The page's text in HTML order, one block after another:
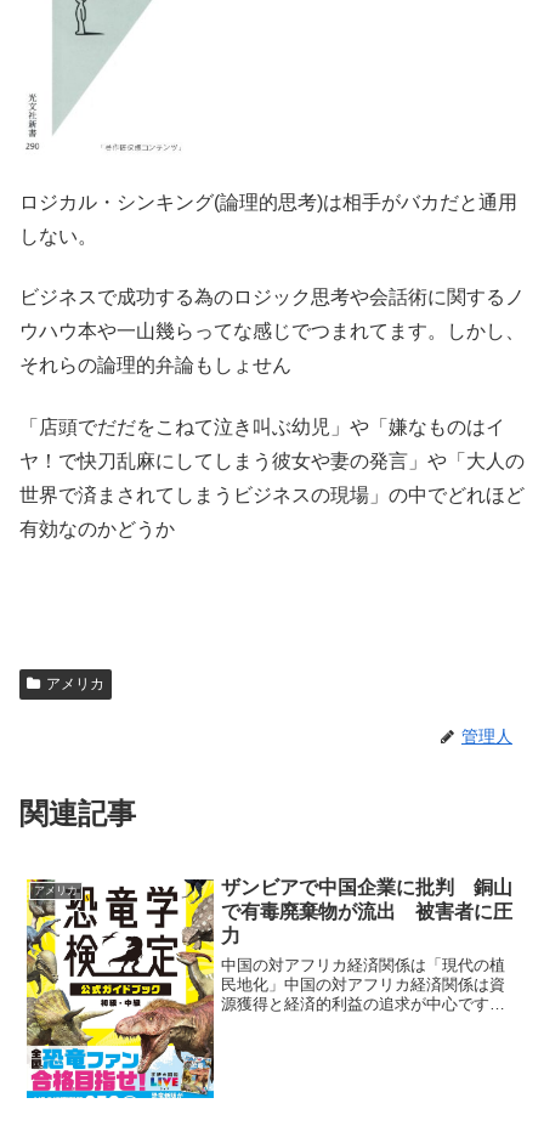
ロジカル・シンキング(論理的思考)は相手がバカだと通用
しない。
ビジネスで成功する為のロジック思考や会話術に関するノ
ウハウ本や一山幾らってな感じでつまれてます。しかし、
それらの論理的弁論もしょせん
「店頭でだだをこねて泣き叫ぶ幼児」や「嫌なものはイ
ヤ！で快刀乱麻にしてしまう彼女や妻の発言」や「大人の
世界で済まされてしまうビジネスの現場」の中でどれほど
有効なのかどうか
アメリカ
管理人
関連記事
アメリカ
ザンビアで中国企業に批判 銅山
で有毒廃棄物が流出 被害者に圧
力
中国の対アフリカ経済関係は「現代の植
民地化」中国の対アフリカ経済関係は資
源獲得と経済的利益の追求が中心です。